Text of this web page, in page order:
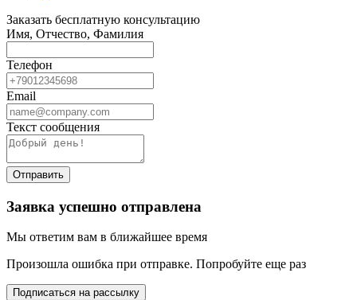
Заказать бесплатную консультацию
Имя, Отчество, Фамилия
Телефон
Email
Текст сообщения
Отправить
Заявка успешно отправлена
Мы ответим вам в ближайшее время
Произошла ошибка при отправке. Попробуйте еще раз
Подписаться на рассылку